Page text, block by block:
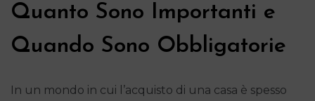
Quanto Sono Importanti e
Quando Sono Obbligatorie
In un mondo in cui l’acquisto di una casa è spesso